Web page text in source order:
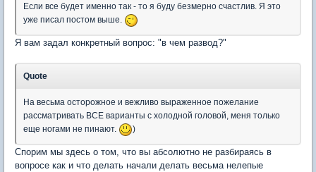
Если все будет именно так - то я буду безмерно счастлив. Я это
уже писал постом выше.
Я вам задал конкретный вопрос: "в чем развод?"
Quote
На весьма осторожное и вежливо выраженное пожелание
рассматривать ВСЕ варианты с холодной головой, меня только
еще ногами не пинают.
)
Спорим мы здесь о том, что вы абсолютно не разбираясь в
вопросе как и что делать начали делать весьма нелепые